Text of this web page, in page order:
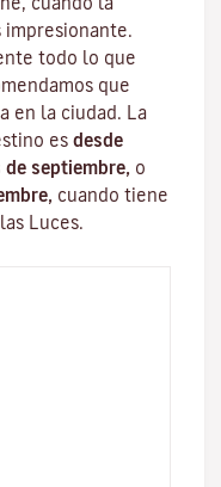
impresionante.
todo lo que
que
en la ciudad. La
es desde
septiembre, o
cuando tiene
Luces.